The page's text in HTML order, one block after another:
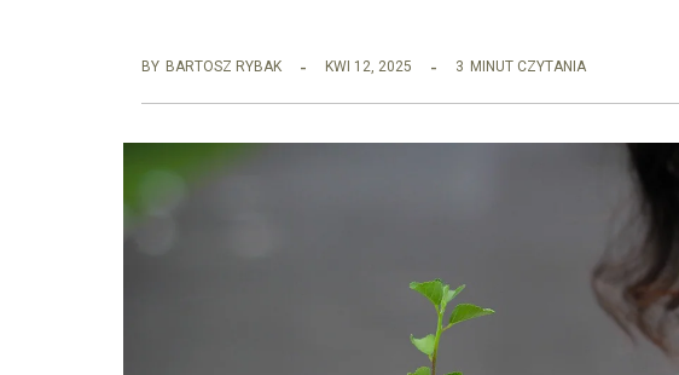
BY BARTOSZ RYBAK KWI 12, 2025 3 MINUT CZYTANIA